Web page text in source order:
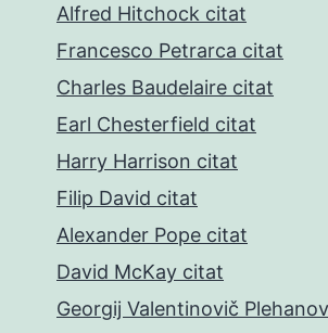
Alfred Hitchock citat
Francesco Petrarca citat
Charles Baudelaire citat
Earl Chesterfield citat
Harry Harrison citat
Filip David citat
Alexander Pope citat
David McKay citat
Georgij Valentinovič